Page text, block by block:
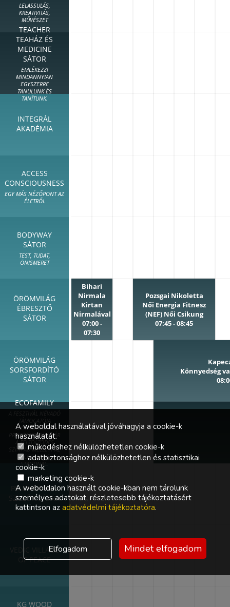
LELASSULÁS,
KREATIVITÁS,
MŰVÉSZET
TEACHER
TEAHÁZ ÉS
MEDICINE
SÁTOR
EMLÉKEZZ!
MINDANNYIAN
EGYSZERRE
TANULUNK ÉS
TANÍTUNK.
INTEGRÁL
AKADÉMIA
ACCESS
CONSCIOUSNESS
EGY MÁS NÉZŐPONT AZ
ÉLETRŐL
BODYWAY
SÁTOR
TEST, TUDAT,
ÖNISMERET
ÖRÖMVILÁG
ÉBRESZTŐ
SÁTOR
ÖRÖMVILÁG
SORSFORDÍTÓ
SÁTOR
ECOFAMILY
SZÍNVONALAS
PROGRAMOKKAL VÁR
A FELTÖLTŐDÉS
SZÍNPAD MELLETT AZ
ECOFAMILY
STANDNÁL.
PELENKA.HU -
SZÜLŐK SÁTRA
VEDIC VILLAGE
OF PEACE
KG WOOD
Bihari
Nirmala
Kirtan
Nirmalával
07:00 -
07:30
Pozsgai Nikoletta
Női Energia Fitnesz
(NEF) Női Csikung
07:45 - 08:45
Könnyedség
A weboldal használatával jóváhagyja a cookie-k
használatát.
működéshez nélkülözhetetlen cookie-k
adatbiztonsághoz nélkülözhetetlen és statisztikai
cookie-k
marketing cookie-k
A weboldalon használt cookie-kban nem tárolunk
személyes adatokat, részletesebb tájékoztatásért
kattintson az adatvédelmi tájékoztatóra.
Elfogadom Mindet elfogadom